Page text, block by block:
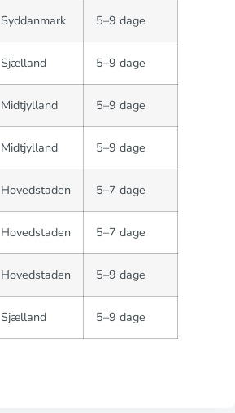
Syddanmark 5–9 dage
Sjælland 5–9 dage
Midtjylland 5–9 dage
Midtjylland 5–9 dage
Hovedstaden 5–7 dage
Hovedstaden 5–7 dage
Hovedstaden 5–9 dage
Sjælland 5–9 dage